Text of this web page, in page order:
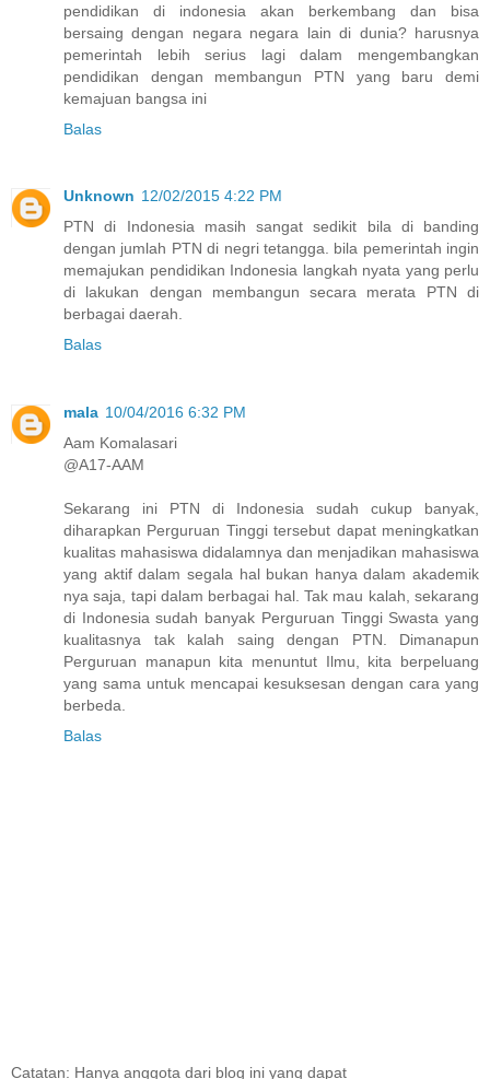
pendidikan di indonesia akan berkembang dan bisa
bersaing dengan negara negara lain di dunia? harusnya
pemerintah lebih serius lagi dalam mengembangkan
pendidikan dengan membangun PTN yang baru demi
kemajuan bangsa ini
Balas
Unknown 12/02/2015 4:22 PM
PTN di Indonesia masih sangat sedikit bila di banding
dengan jumlah PTN di negri tetangga. bila pemerintah ingin
memajukan pendidikan Indonesia langkah nyata yang perlu
di lakukan dengan membangun secara merata PTN di
berbagai daerah.
Balas
mala 10/04/2016 6:32 PM
Aam Komalasari
@A17-AAM
Sekarang ini PTN di Indonesia sudah cukup banyak,
diharapkan Perguruan Tinggi tersebut dapat meningkatkan
kualitas mahasiswa didalamnya dan menjadikan mahasiswa
yang aktif dalam segala hal bukan hanya dalam akademik
nya saja, tapi dalam berbagai hal. Tak mau kalah, sekarang
di Indonesia sudah banyak Perguruan Tinggi Swasta yang
kualitasnya tak kalah saing dengan PTN. Dimanapun
Perguruan manapun kita menuntut Ilmu, kita berpeluang
yang sama untuk mencapai kesuksesan dengan cara yang
berbeda.
Balas
Catatan: Hanya anggota dari blog ini yang dapat